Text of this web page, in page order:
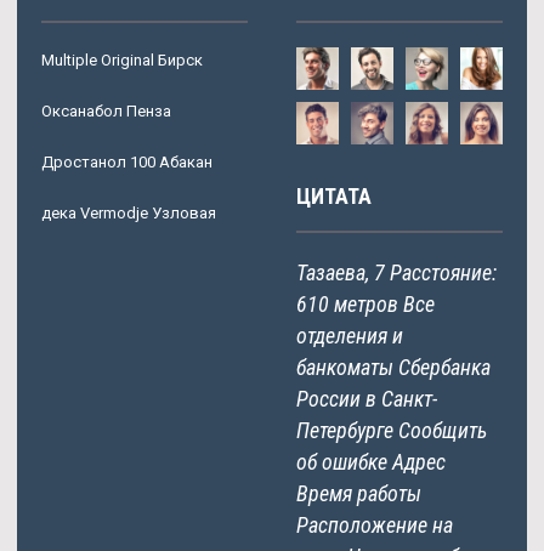
Multiple Original Бирск
Оксанабол Пенза
Дростанол 100 Абакан
дека Vermodje Узловая
ЦИТАТА
Тазаева, 7 Расстояние:
610 метров Все
отделения и
банкоматы Сбербанка
России в Санкт-
Петербурге Сообщить
об ошибке Адрес
Время работы
Расположение на